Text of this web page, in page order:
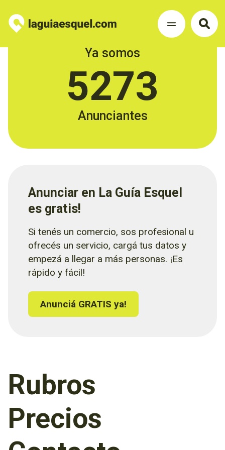
Ya somos
5273
Anunciantes
Anunciar en La Guía Esquel
es gratis!
Si tenés un comercio, sos profesional u
ofrecés un servicio, cargá tus datos y
empezá a llegar a más personas. ¡Es
rápido y fácil!
Anunciá GRATIS ya!
Rubros
Precios